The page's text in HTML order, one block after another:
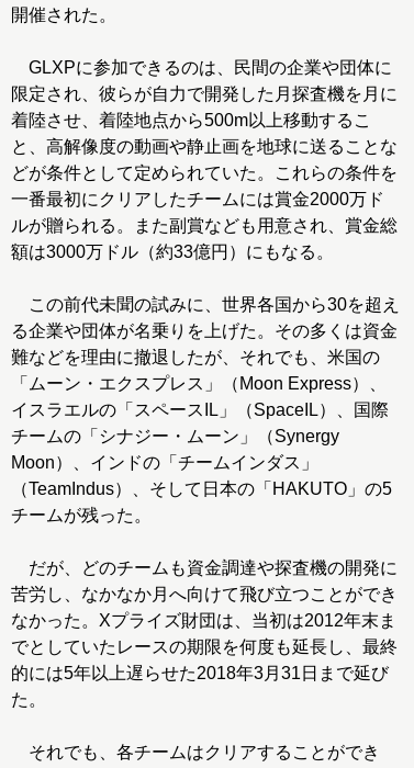
開催された。
GLXPに参加できるのは、民間の企業や団体に
限定され、彼らが自力で開発した月探査機を月に
着陸させ、着陸地点から500m以上移動するこ
と、高解像度の動画や静止画を地球に送ることな
どが条件として定められていた。これらの条件を
一番最初にクリアしたチームには賞金2000万ド
ルが贈られる。また副賞なども用意され、賞金総
額は3000万ドル（約33億円）にもなる。
この前代未聞の試みに、世界各国から30を超え
る企業や団体が名乗りを上げた。その多くは資金
難などを理由に撤退したが、それでも、米国の
「ムーン・エクスプレス」（Moon Express）、
イスラエルの「スペースIL」（SpaceIL）、国際
チームの「シナジー・ムーン」（Synergy
Moon）、インドの「チームインダス」
（TeamIndus）、そして日本の「HAKUTO」の5
チームが残った。
だが、どのチームも資金調達や探査機の開発に
苦労し、なかなか月へ向けて飛び立つことができ
なかった。Xプライズ財団は、当初は2012年末ま
でとしていたレースの期限を何度も延長し、最終
的には5年以上遅らせた2018年3月31日まで延び
た。
それでも、各チームはクリアすることができ